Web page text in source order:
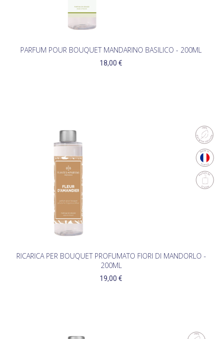
PARFUM POUR BOUQUET MANDARINO BASILICO - 200ML
18,00 €
RICARICA PER BOUQUET PROFUMATO FIORI DI MANDORLO -
200ML
19,00 €